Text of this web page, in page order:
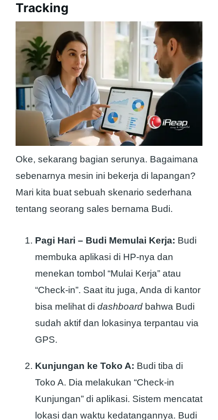
Tracking
Oke, sekarang bagian serunya. Bagaimana
sebenarnya mesin ini bekerja di lapangan?
Mari kita buat sebuah skenario sederhana
tentang seorang sales bernama Budi.
Pagi Hari – Budi Memulai Kerja: Budi
membuka aplikasi di HP-nya dan
menekan tombol “Mulai Kerja” atau
“Check-in”. Saat itu juga, Anda di kantor
bisa melihat di dashboard bahwa Budi
sudah aktif dan lokasinya terpantau via
GPS.
Kunjungan ke Toko A: Budi tiba di
Toko A. Dia melakukan “Check-in
Kunjungan” di aplikasi. Sistem mencatat
lokasi dan waktu kedatangannya. Budi